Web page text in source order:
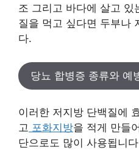
조 그리고 바다에 살고 있
질을 먹고 싶다면 두부나
다.
당뇨 합병증 종류와 예
이러한 저지방 단백질에
고 포화지방을 적게 만들
단으로도 많이 사용됩니다